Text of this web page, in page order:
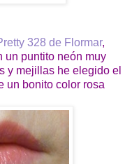
328 de Flormar,
un puntito neón muy
y mejillas he elegido el
un bonito color rosa